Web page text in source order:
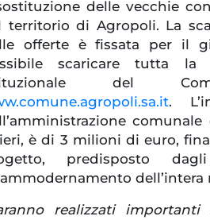
delle vecchie
territorio di Agropoli. La
offerte è fissata per il
scaricare tutta la
del
.
è di 3 milioni di euro,
predisposto
dell’intera
realizzati